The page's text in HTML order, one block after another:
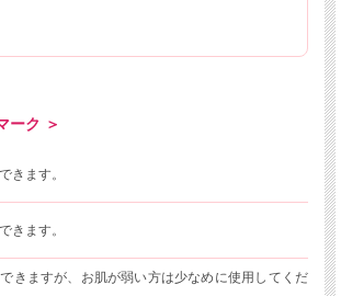
ーク ＞
きます。
きます。
きますが、お肌が弱い方は少なめに使用してくだ